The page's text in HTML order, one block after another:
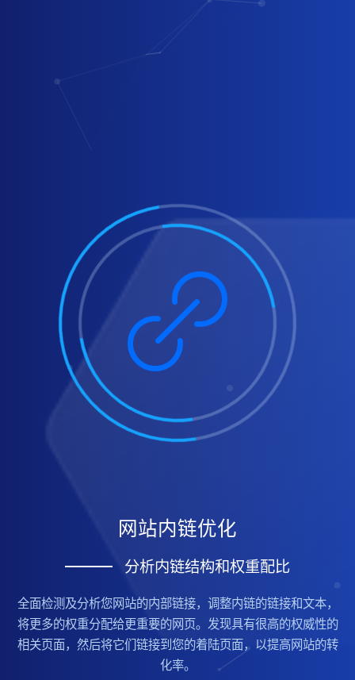
网站内链优化
分析内链结构和权重配比
全面检测及分析您网站的内部链接，调整内链的链接和文本，
将更多的权重分配给更重要的网页。发现具有很高的权威性的
相关页面，然后将它们链接到您的着陆页面，以提高网站的转
化率。